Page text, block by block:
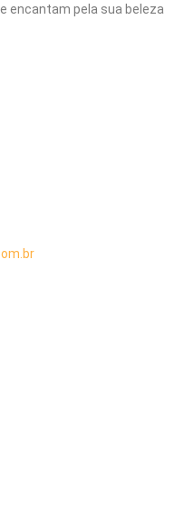
encantam pela sua beleza